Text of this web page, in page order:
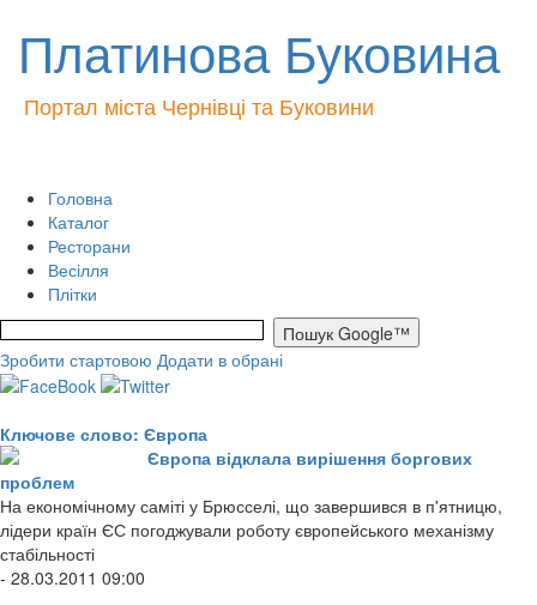
Платинова Буковина
Портал міста Чернівці та Буковини
Головна
Каталог
Ресторани
Весілля
Плітки
Зробити стартовою Додати в обрані
Ключове слово: Європа
Європа відклала вирішення боргових
проблем
На економічному саміті у Брюсселі, що завершився в п'ятницю,
лідери країн ЄС погоджували роботу європейського механізму
стабільності
- 28.03.2011 09:00